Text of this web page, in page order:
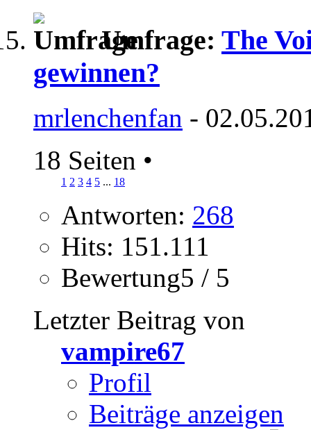
Umfrage: The
gewinnen?
mrlenchenfan -
18 Seiten •
1 2 3 4 5 ... 18
Antworten: 268
Hits: 151.111
Bewertung5 / 5
Letzter Beitrag von
vampire67
Profil
Beiträge anzeigen